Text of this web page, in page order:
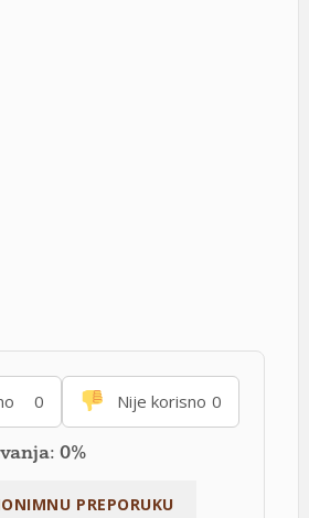
0 Nije korisno 0
0%